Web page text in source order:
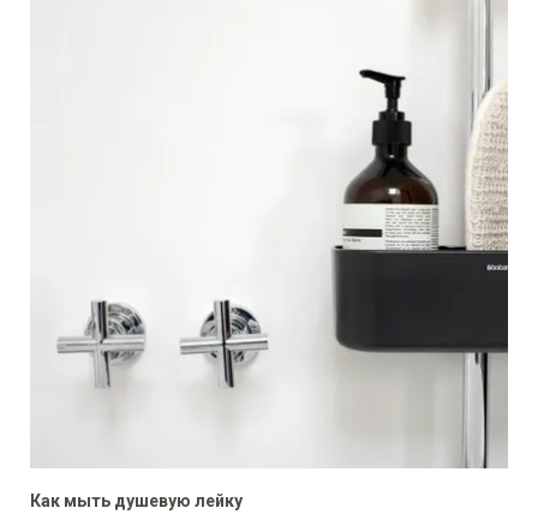
Как мыть душевую лейку